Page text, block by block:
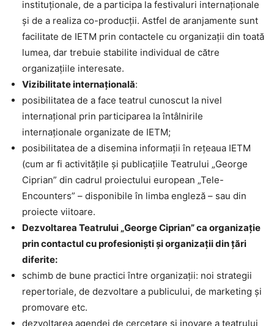
instituționale, de a participa la festivaluri internaționale
și de a realiza co-producții. Astfel de aranjamente sunt
facilitate de IETM prin contactele cu organizații din toată
lumea, dar trebuie stabilite individual de către
organizațiile interesate.
Vizibilitate internațională:
posibilitatea de a face teatrul cunoscut la nivel
internațional prin participarea la întâlnirile
internaționale organizate de IETM;
posibilitatea de a disemina informații în rețeaua IETM
(cum ar fi activitățile și publicațiile Teatrului „George
Ciprian” din cadrul proiectului european „Tele-
Encounters” – disponibile în limba engleză – sau din
proiecte viitoare.
Dezvoltarea Teatrului „George Ciprian” ca organizație
prin contactul cu profesioniști și organizații din țări
diferite:
schimb de bune practici între organizații: noi strategii
repertoriale, de dezvoltare a publicului, de marketing și
promovare etc.
dezvoltarea agendei de cercetare și inovare a teatrului